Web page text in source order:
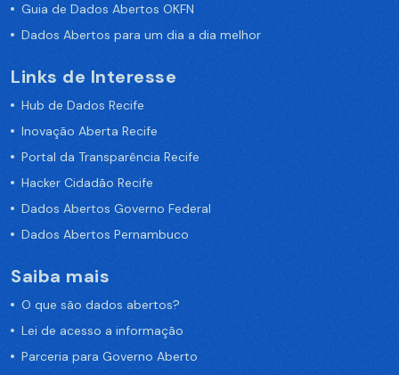
Guia de Dados Abertos OKFN
Dados Abertos para um dia a dia melhor
Links de Interesse
Hub de Dados Recife
Inovação Aberta Recife
Portal da Transparência Recife
Hacker Cidadão Recife
Dados Abertos Governo Federal
Dados Abertos Pernambuco
Saiba mais
O que são dados abertos?
Lei de acesso a informação
Parceria para Governo Aberto